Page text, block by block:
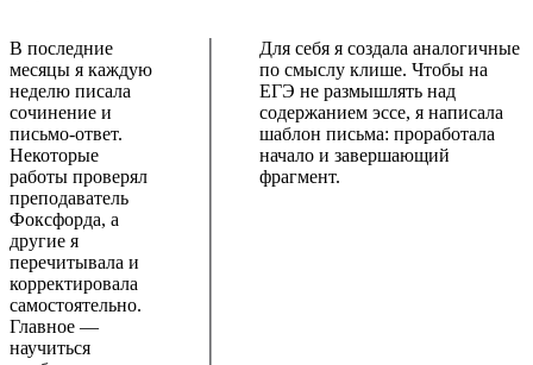
В последние
месяцы я каждую
неделю писала
сочинение и
письмо-ответ.
Некоторые
работы проверял
преподаватель
Фоксфорда, а
другие я
перечитывала и
корректировала
самостоятельно.
Главное —
научиться
Для себя я создала аналогичные
по смыслу клише. Чтобы на
ЕГЭ не размышлять над
содержанием эссе, я написала
шаблон письма: проработала
начало и завершающий
фрагмент.